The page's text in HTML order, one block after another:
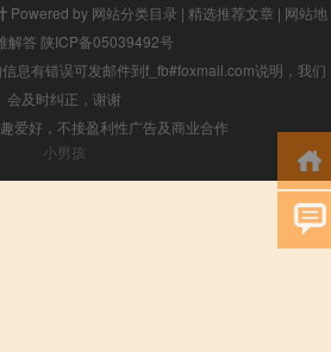
Powered by 网站分类目录 | 精选推荐文章 | 网站地
解答 陕ICP备05039492号
息有错误可发邮件到f_fb#foxmail.com说明，我们
会及时纠正，谢谢
爱好，不接盈利性广告及商业合作
小男孩